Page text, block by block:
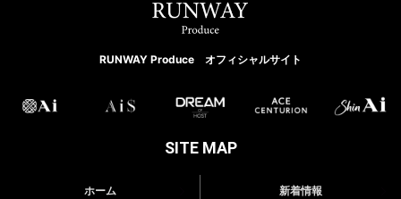
RUNWAY Produce オフィシャルサイト
SITE MAP
ホーム 新着情報